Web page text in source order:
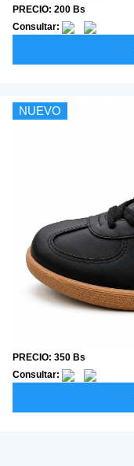
PRECIO: 200 Bs
Consultar:
NUEVO
PRECIO: 350 Bs
Consultar: